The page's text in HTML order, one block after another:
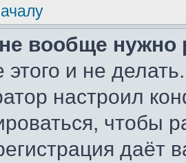
вообще нужно
и не
настроил
чтобы
даёт